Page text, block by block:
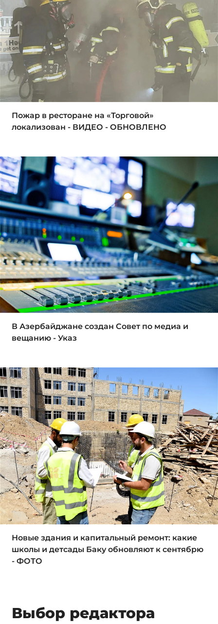
Пожар в ресторане на «Торговой»
локализован - ВИДЕО - ОБНОВЛЕНО
В Азербайджане создан Совет по медиа и
вещанию - Указ
Новые здания и капитальный ремонт: какие
школы и детсады Баку обновляют к сентябрю
- ФОТО
Выбор редактора